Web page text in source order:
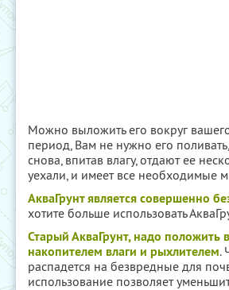
Можно выложить его вокруг
период, Вам не нужно его
снова, впитав влагу, отдают ее
уехали, и имеет все необходимые
АкваГрунт является совершенно
хотите больше использовать
Старый АкваГрунт, надо положить
накопителем влаги и рыхлителем.
распадется на безвредные для
использование позволяет